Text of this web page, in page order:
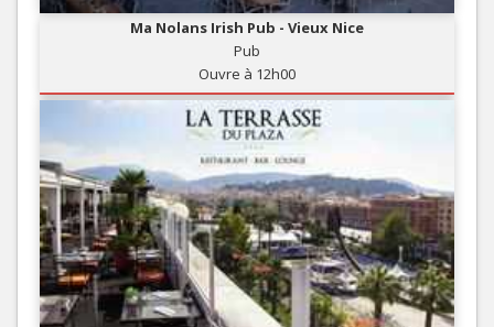
Ma Nolans Irish Pub - Vieux Nice
Pub
Ouvre à 12h00